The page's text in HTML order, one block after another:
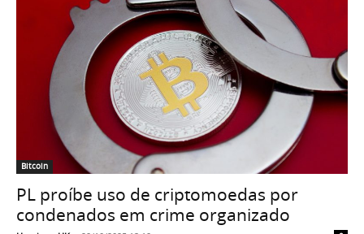
Bitcoin
PL proíbe uso de criptomoedas por
condenados em crime organizado